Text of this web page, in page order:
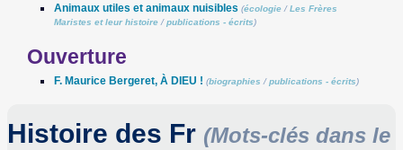
Animaux utiles et animaux nuisibles (écologie /Les Frères
Maristes et leur histoire /publications - écrits)
Ouverture
F. Maurice Bergeret, À DIEU ! (biographies /publications - écrits)
Histoire des Fr (Mots-clés dans le